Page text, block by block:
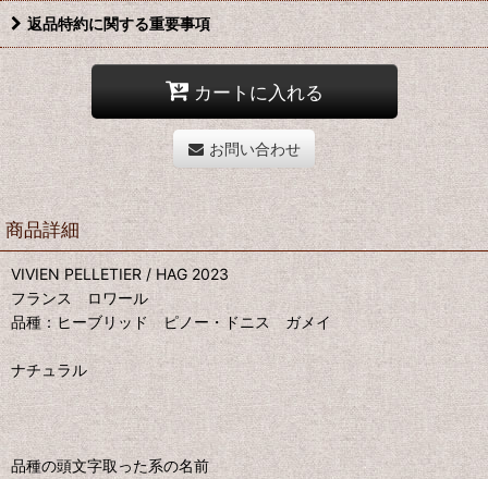
返品特約に関する重要事項
カートに入れる
お問い合わせ
商品詳細
VIVIEN PELLETIER / HAG 2023
フランス ロワール
品種：ヒーブリッド ピノー・ドニス ガメイ
ナチュラル
品種の頭文字取った系の名前